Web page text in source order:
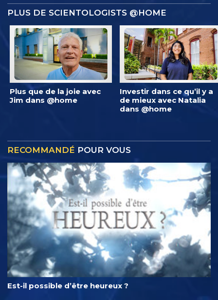
PLUS DE SCIENTOLOGISTS @HOME
Plus que de la joie avec
Jim dans @home
Investir dans ce qu’il y a
de mieux avec Natalia
dans @home
RECOMMANDÉ POUR VOUS
Est-il possible d’être heureux ?